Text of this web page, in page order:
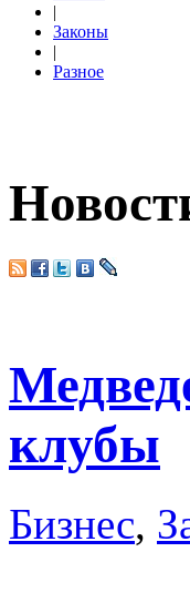
|
Законы
|
Разное
клубы
Бизнес,